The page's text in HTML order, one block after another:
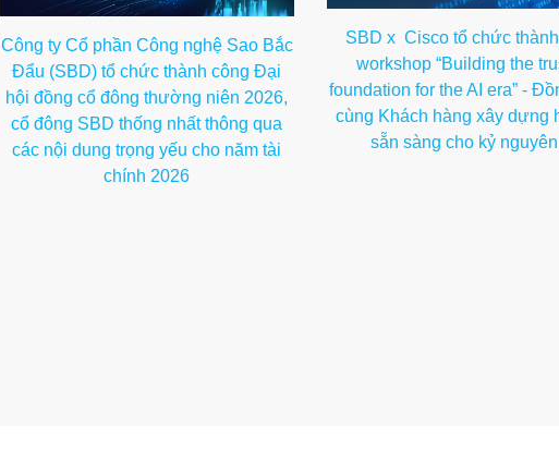
Công ty Cổ phần Công nghệ Sao Bắc
Đẩu (SBD) tổ chức thành công Đại
hội đồng cổ đông thường niên 2026,
cổ đông SBD thống nhất thông qua
các nội dung trọng yếu cho năm tài
chính 2026
SBD x Cisco tổ chức
workshop “Building the
foundation for the AI era” -
cùng Khách hàng xây dựng
sẵn sàng cho kỷ nguyên